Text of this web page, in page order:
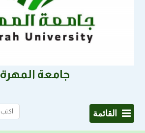
جامعة المهرة
القائمة